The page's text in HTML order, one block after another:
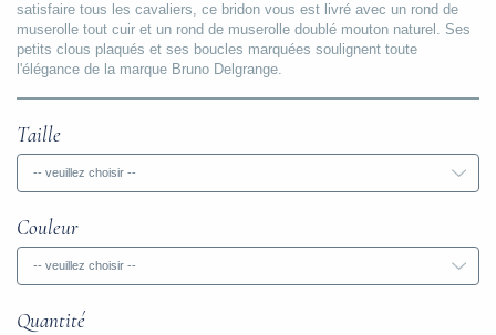
satisfaire tous les cavaliers, ce bridon vous est livré avec un rond de
muserolle tout cuir et un rond de muserolle doublé mouton naturel. Ses
petits clous plaqués et ses boucles marquées soulignent toute
l'élégance de la marque Bruno Delgrange.
Taille
-- veuillez choisir --
Couleur
-- veuillez choisir --
Quantité